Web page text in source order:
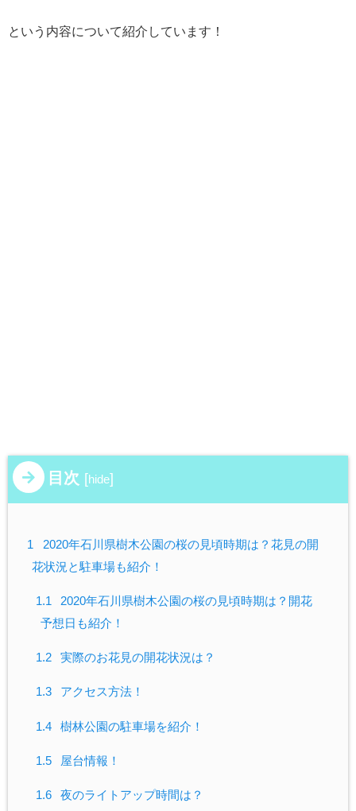
という内容について紹介しています！
目次 [hide]
1
2020年石川県樹木公園の桜の見頃時期は？花見の開
花状況と駐車場も紹介！
1.1
2020年石川県樹木公園の桜の見頃時期は？開花
予想日も紹介！
1.2 実際のお花見の開花状況は？
1.3 アクセス方法！
1.4 樹林公園の駐車場を紹介！
1.5 屋台情報！
1.6 夜のライトアップ時間は？